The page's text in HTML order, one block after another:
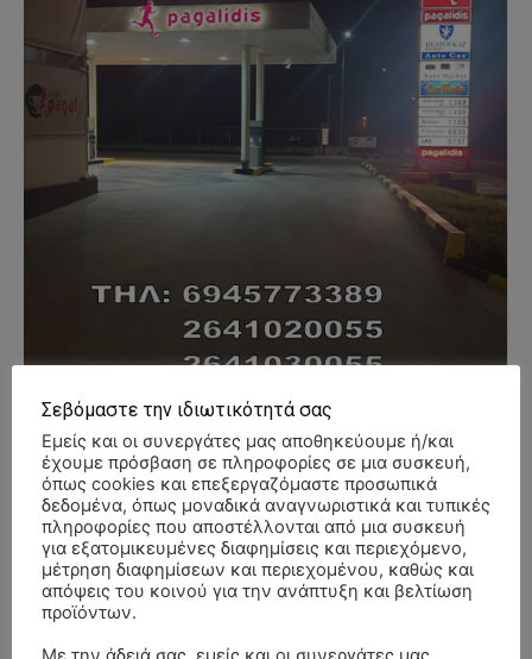
- Advertisment -
Σεβόμαστε την ιδιωτικότητά σας
Εμείς και οι συνεργάτες μας αποθηκεύουμε ή/και
έχουμε πρόσβαση σε πληροφορίες σε μια συσκευή,
όπως cookies και επεξεργαζόμαστε προσωπικά
δεδομένα, όπως μοναδικά αναγνωριστικά και τυπικές
πληροφορίες που αποστέλλονται από μια συσκευή
για εξατομικευμένες διαφημίσεις και περιεχόμενο,
μέτρηση διαφημίσεων και περιεχομένου, καθώς και
απόψεις του κοινού για την ανάπτυξη και βελτίωση
προϊόντων.